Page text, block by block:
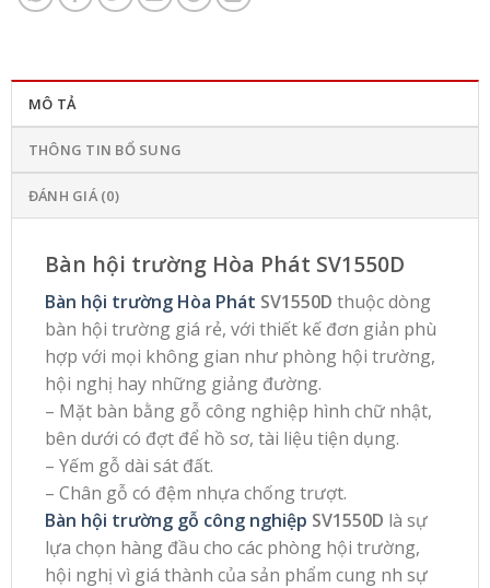
MÔ TẢ
THÔNG TIN BỔ SUNG
ĐÁNH GIÁ (0)
Bàn hội trường Hòa Phát SV1550D
Bàn hội trường Hòa Phát SV1550D thuộc dòng
bàn hội trường giá rẻ, với thiết kế đơn giản phù
hợp với mọi không gian như phòng hội trường,
hội nghị hay những giảng đường.
– Mặt bàn bằng gỗ công nghiệp hình chữ nhật,
bên dưới có đợt để hồ sơ, tài liệu tiện dụng.
– Yếm gỗ dài sát đất.
– Chân gỗ có đệm nhựa chống trượt.
Bàn hội trường gỗ công nghiệp SV1550D là sự
lựa chọn hàng đầu cho các phòng hội trường,
hội nghị vì giá thành của sản phẩm cung nh sự